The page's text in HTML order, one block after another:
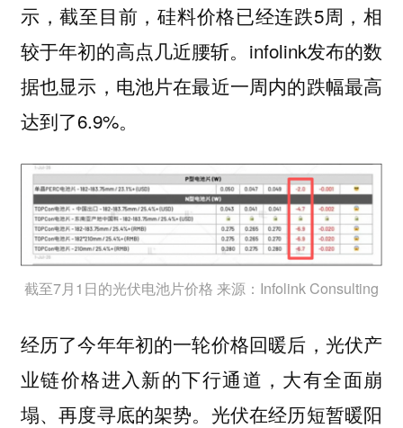
示，截至目前，硅料价格已经连跌5周，相
较于年初的高点几近腰斩。infolink发布的数
据也显示，电池片在最近一周内的跌幅最高
达到了6.9%。
截至7月1日的光伏电池片价格 来源：Infolink Consulting
经历了今年年初的一轮价格回暖后，光伏产
业链价格进入新的下行通道，大有全面崩
塌、再度寻底的架势。光伏在经历短暂暖阳